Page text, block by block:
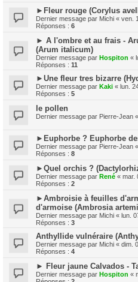
►Fleur rouge (Corylus
Dernier message par Michi « ven.
Réponses : 6
► A l'ombre et au frais -
(Arum italicum)
Dernier message par Hospiton «
Réponses : 11
►Une fleur tres bizarre
Dernier message par Kaki « lun.
Réponses : 5
le pollen
Dernier message par Pierre-Jean «
►Euphorbe ? Euphorbe
Dernier message par Pierre-Jean «
Réponses : 8
►Quel orchis ?
Dernier message par René « mar.
Réponses : 2
►Ambroisie à feuilles
d'armoise (Ambrosia
Dernier message par Michi « lun.
Réponses : 3
Anthyllide vulnéraire
Dernier message par Michi « dim.
Réponses : 4
► Fleur jaune Calvados -
Dernier message par Hospiton «